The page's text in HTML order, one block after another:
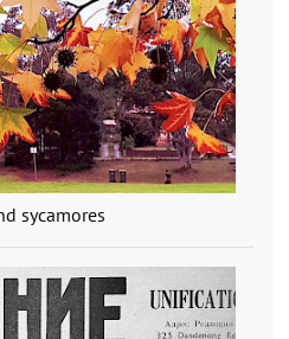
sycamores